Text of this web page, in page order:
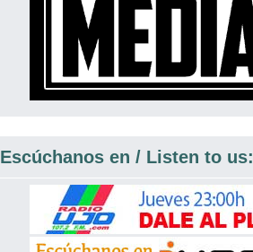
Escúchanos en / Listen to us: